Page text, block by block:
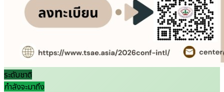
ระดับชาติ
กำลังจะมาถึง